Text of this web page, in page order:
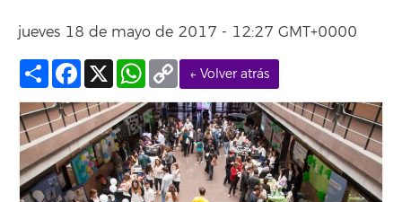
jueves 18 de mayo de 2017 - 12:27 GMT+0000
← Volver atrás
Compartir
Facebook
X WhatsApp
Copy
Link